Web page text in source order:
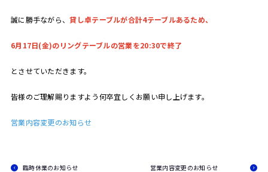
誠に勝手ながら、貸し卓テーブルが合計4テーブルあるため、
6月17日(金)のリングテーブルの営業を20:30で終了
とさせていただきます。
皆様のご理解賜りますよう何卒宜しくお願い申し上げます。
営業内容変更のお知らせ
臨時休業のお知らせ 営業内容変更のお知らせ